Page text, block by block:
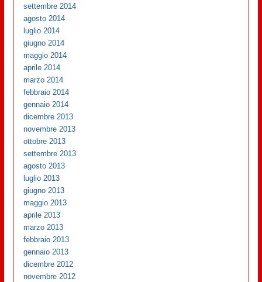
settembre 2014
agosto 2014
luglio 2014
giugno 2014
maggio 2014
aprile 2014
marzo 2014
febbraio 2014
gennaio 2014
dicembre 2013
novembre 2013
ottobre 2013
settembre 2013
agosto 2013
luglio 2013
giugno 2013
maggio 2013
aprile 2013
marzo 2013
febbraio 2013
gennaio 2013
dicembre 2012
novembre 2012